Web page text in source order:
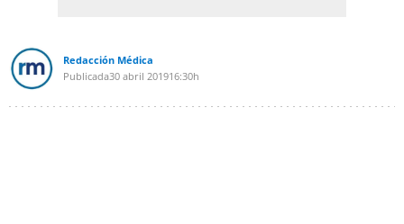
Redacción Médica
Publicada30 abril 201916:30h